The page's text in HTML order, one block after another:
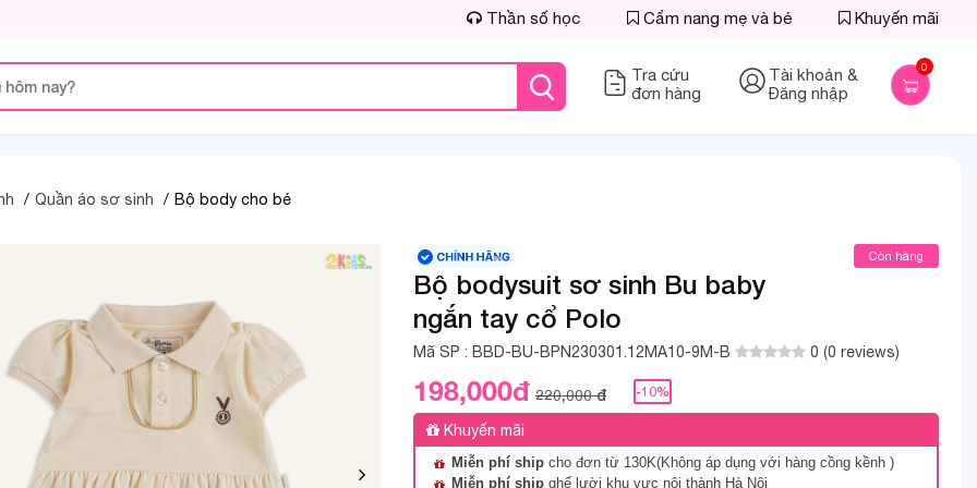
Thần số học Cẩm nang mẹ và bé Khuyến mãi
Tra cứu
đơn hàng
Tài khoản &
Đăng nhập
0
Quần áo sơ sinh Bộ body cho bé
Bộ bodysuit sơ sinh Bu baby
ngắn tay cổ Polo
Còn hàng
Mã SP : BBD-BU-BPN230301.12MA10-9M-B 0 (0 reviews)
198,000đ 220,000 đ -10%
Khuyến mãi
Miễn phí ship cho đơn từ 130K(Không áp dụng với hàng cồng kềnh )
Miễn phí ship ghế lười khu vực nôi thành Hà Nội